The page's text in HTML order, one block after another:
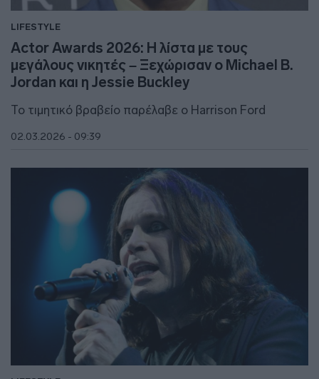
LIFESTYLE
Actor Awards 2026: Η λίστα με τους
μεγάλους νικητές – Ξεχώρισαν ο Michael B.
Jordan και η Jessie Buckley
Το τιμητικό βραβείο παρέλαβε ο Harrison Ford
02.03.2026 - 09:39